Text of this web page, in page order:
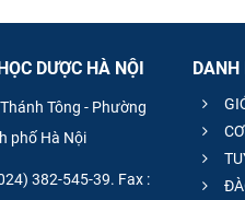
DƯỢC HÀ NỘI
Tông - Phường
phố Hà Nội
382-545-39. Fax :
DANH